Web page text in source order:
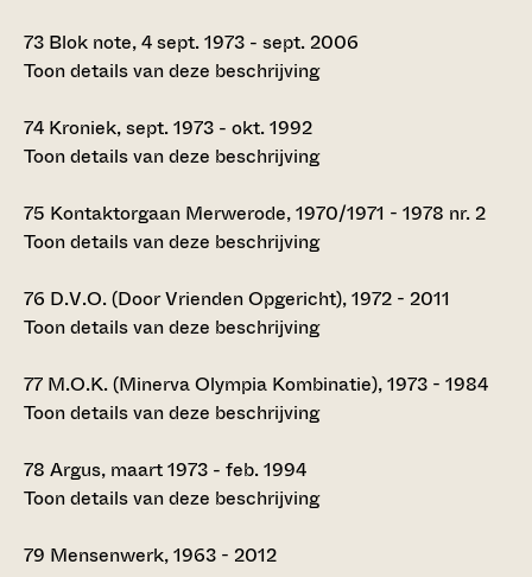
73 Blok note, 4 sept. 1973 - sept. 2006
Toon details van deze beschrijving
74 Kroniek, sept. 1973 - okt. 1992
Toon details van deze beschrijving
75 Kontaktorgaan Merwerode, 1970/1971 - 1978 nr. 2
Toon details van deze beschrijving
76 D.V.O. (Door Vrienden Opgericht), 1972 - 2011
Toon details van deze beschrijving
77 M.O.K. (Minerva Olympia Kombinatie), 1973 - 1984
Toon details van deze beschrijving
78 Argus, maart 1973 - feb. 1994
Toon details van deze beschrijving
79 Mensenwerk, 1963 - 2012